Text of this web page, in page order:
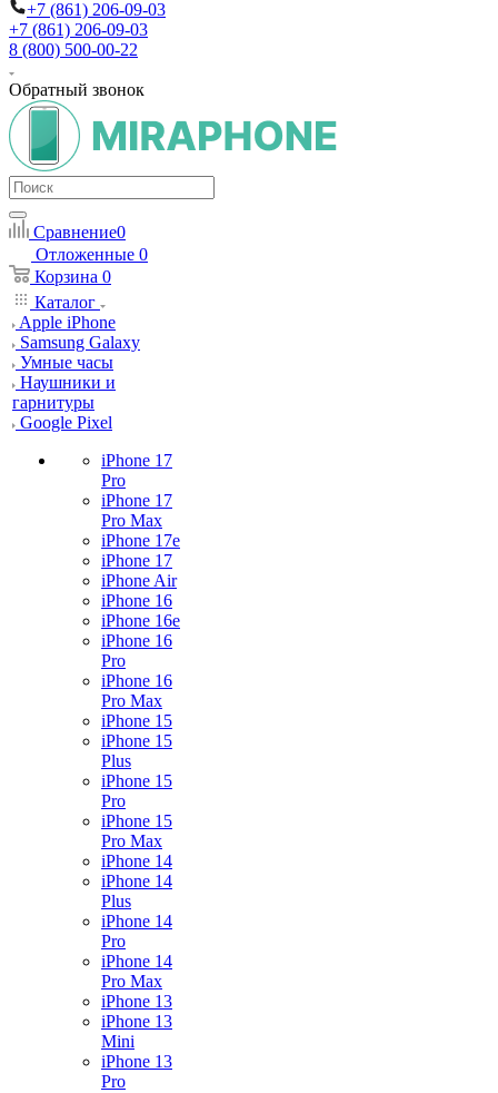
+7 (861) 206-09-03
+7 (861) 206-09-03
8 (800) 500-00-22
Обратный звонок
Сравнение0
Отложенные 0
Корзина 0
Каталог
Apple iPhone
Samsung Galaxy
Умные часы
Наушники и
гарнитуры
Google Pixel
iPhone 17
Pro
iPhone 17
Pro Max
iPhone 17e
iPhone 17
iPhone Air
iPhone 16
iPhone 16e
iPhone 16
Pro
iPhone 16
Pro Max
iPhone 15
iPhone 15
Plus
iPhone 15
Pro
iPhone 15
Pro Max
iPhone 14
iPhone 14
Plus
iPhone 14
Pro
iPhone 14
Pro Max
iPhone 13
iPhone 13
Mini
iPhone 13
Pro